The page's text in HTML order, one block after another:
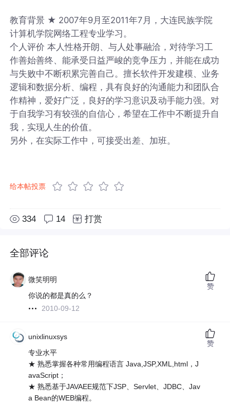
教育背景 ★ 2007年9月至2011年7月，大连民族学院
计算机学院网络工程专业学习。
个人评价 本人性格开朗、与人处事融洽，对待学习工
作善始善终、能承受日益严峻的竞争压力，并能在成功
与失败中不断积累完善自己。擅长软件开发建模、业务
逻辑和数据分析、编程，具有良好的沟通能力和团队合
作精神，爱好广泛，良好的学习意识及动手能力强。对
于自我学习有较强的自信心，希望在工作中不断提升自
我，实现人生的价值。
另外，在实际工作中，可接受出差、加班。
给本帖投票
334 14 打赏
全部评论
微笑明明
你说的都是真的么？
2010-09-12
赞
unixlinuxsys
专业水平
★ 熟悉掌握各种常用编程语言 Java,JSP,XML,html，J
avaScript；
★ 熟悉基于JAVAEE规范下JSP、Servlet、JDBC、Jav
a Bean的WEB编程。
赞